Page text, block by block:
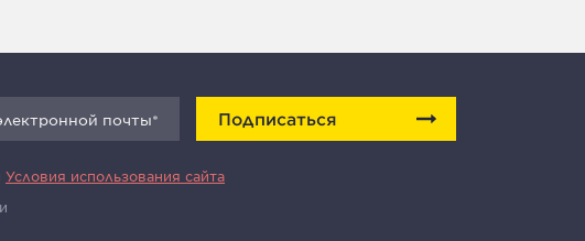
Подписаться
Условия использования сайта